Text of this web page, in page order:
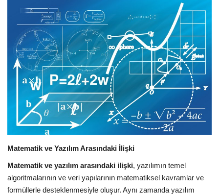
E-Devlet Sistemleri
Enerji
Tubitak
Teknoloji Kurumu
Teknoloji
Makaleler
Matematik ve Yazılım Arasındaki İlişki
Matematik ve yazılım arasındaki ilişki, yazılımın temel
algoritmalarının ve veri yapılarının matematiksel kavramlar ve
formüllerle desteklenmesiyle oluşur. Aynı zamanda yazılım